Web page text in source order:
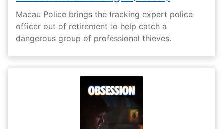
Macau Police brings the tracking expert police
officer out of retirement to help catch a
dangerous group of professional thieves.